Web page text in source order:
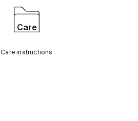
Care
Care instructions